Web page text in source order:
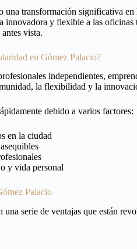
transformación significativa
y flexible a las
vista.
en Gómez Palacio?
independientes,
la flexibilidad y la
debido a varios factores:
en la ciudad
y vida personal
Palacio
serie de ventajas que están